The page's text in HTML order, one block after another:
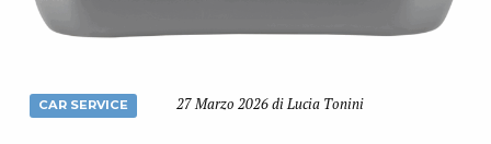
CAR SERVICE 27 Marzo 2026 di Lucia Tonini